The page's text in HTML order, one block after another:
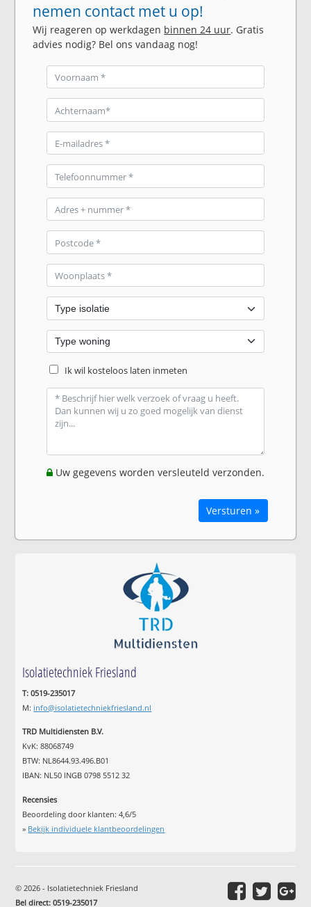
nemen contact met u op!
Wij reageren op werkdagen binnen 24 uur. Gratis
advies nodig? Bel ons vandaag nog!
Ik wil kosteloos laten inmeten
Uw gegevens worden versleuteld verzonden.
Versturen »
Isolatietechniek Friesland
T: 0519-235017
M: info@isolatietechniekfriesland.nl
TRD Multidiensten B.V.
KvK: 88068749
BTW: NL8644.93.496.B01
IBAN: NL50 INGB 0798 5512 32
Recensies
Beoordeling door klanten:4,6/5
» Bekijk individuele klantbeoordelingen
© 2026 - Isolatietechniek Friesland
Bel direct: 0519-235017